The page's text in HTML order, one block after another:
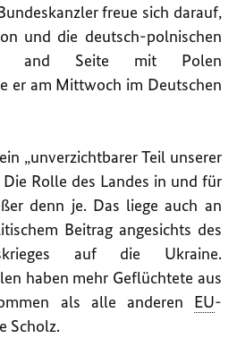
freue sich darauf,
und die deutsch-polnischen
and Seite mit Polen
er am Mittwoch im Deutschen
„unverzichtbarer Teil unserer
Die Rolle des Landes in und für
denn je. Das liege auch an
Beitrag angesichts des
auf die Ukraine.
haben mehr Geflüchtete aus
als alle anderen EU-
Scholz.